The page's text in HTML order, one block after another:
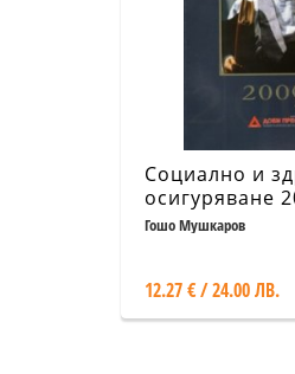
Социално и
осигуряване
Гошо Мушкаров
12.27 € / 24.00 ЛВ.